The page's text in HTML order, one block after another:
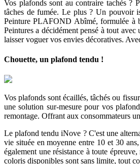
Vos plafonds sont au contraire tachés ?
tâches de fumée. Le plus ? Un pouvoir
Peinture PLAFOND Abîmé, formulée à
Peintures a décidément pensé à tout
laisser voguer vos envies décoratives.
Chouette, un plafond tendu !
Vos plafonds sont écaillés, tâchés ou
une solution sur-mesure pour vos
remontage. Offrant aux consommateurs
Le plafond tendu iNove ? C'est une
vie située en moyenne entre 10 et 30
également une résistance à toute
coloris disponibles sont sans limite, tout